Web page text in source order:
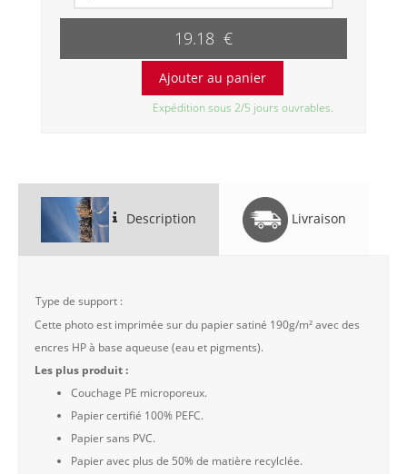
19.18 €
Expédition sous 2/5 jours ouvrables.
Description Livraison
Type de support :
Cette photo est imprimée sur du papier satiné 190g/m² avec des
encres HP à base aqueuse (eau et pigments).
Les plus produit :
Couchage PE microporeux.
Papier certifié 100% PEFC.
Papier sans PVC.
Papier avec plus de 50% de matière recylclée.